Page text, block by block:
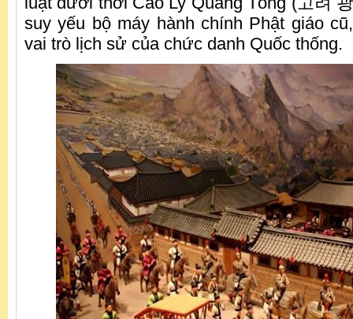
suy yếu bộ máy hành chính Phật giáo
vai trò lịch sử của chức danh Quốc thống.